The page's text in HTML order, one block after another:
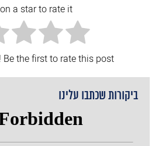
a star to rate it!
the first to rate this post.
ביקורות שכתבו עלינו